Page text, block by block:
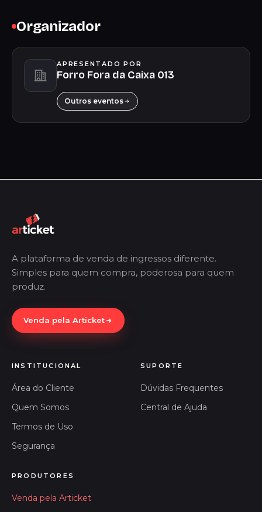
Organizador
APRESENTADO POR
Forro Fora da Caixa 013
Outros eventos
A plataforma de venda de ingressos diferente.
Simples para quem compra, poderosa para quem
produz.
Venda pela Articket
INSTITUCIONAL
Área do Cliente
Quem Somos
Termos de Uso
Segurança
SUPORTE
Dúvidas Frequentes
Central de Ajuda
PRODUTORES
Venda pela Articket